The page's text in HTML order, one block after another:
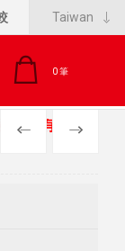
0筆
優惠折扣🎁
PREV NEXT